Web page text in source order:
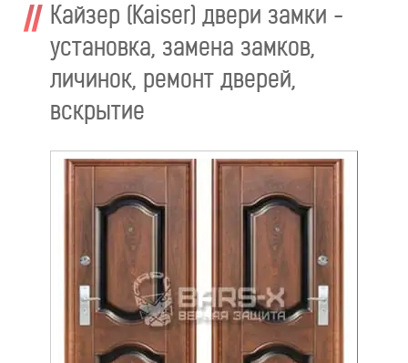
Кайзер (Kaiser) двери замки -
установка, замена замков,
личинок, ремонт дверей,
вскрытие